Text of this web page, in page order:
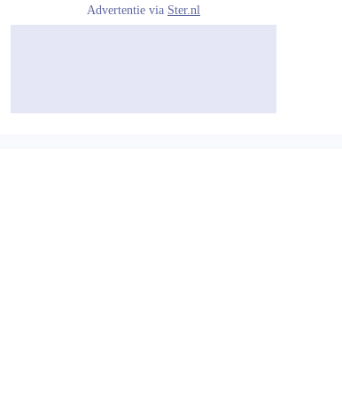
Advertentie via Ster.nl